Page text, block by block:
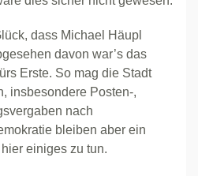
dass Michael Häupl
davon war’s das
Erste. So mag die Stadt
insbesondere Posten-,
nach
bleiben aber ein
einiges zu tun.